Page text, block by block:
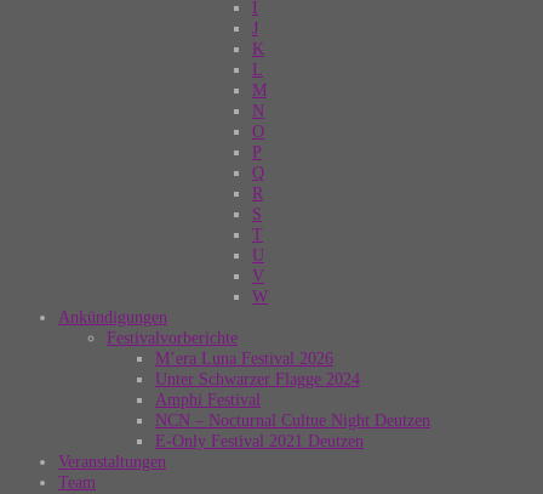
I
J
K
L
M
N
O
P
Q
R
S
T
U
V
W
Ankündigungen
Festivalvorberichte
M’era Luna Festival 2026
Unter Schwarzer Flagge 2024
Amphi Festival
NCN – Nocturnal Cultue Night Deutzen
E-Only Festival 2021 Deutzen
Veranstaltungen
Team